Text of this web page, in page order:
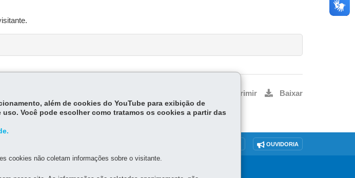
Imprimir Baixar
OUVIDORIA
além de cookies do YouTube para exibição de
Você pode escolher como tratamos os cookies a partir das
cookies não coletam informações sobre o visitante.